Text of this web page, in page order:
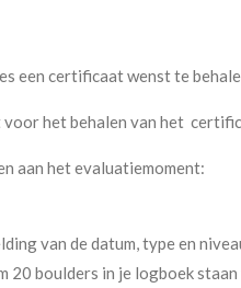
een certificaat wenst te
het behalen van het
aan het evaluatiemoment:
van de datum, type en
20 boulders in je logboek